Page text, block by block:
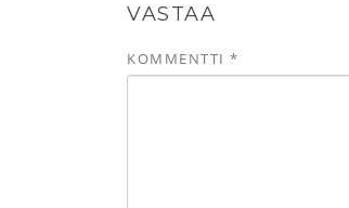
VASTAA
KOMMENTTI *